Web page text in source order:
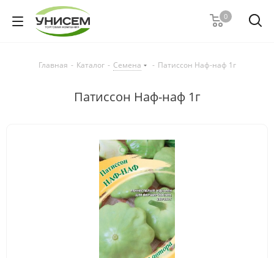
0
Главная - Каталог - Семена - Патиссон Наф-наф 1г
Патиссон Наф-наф 1г